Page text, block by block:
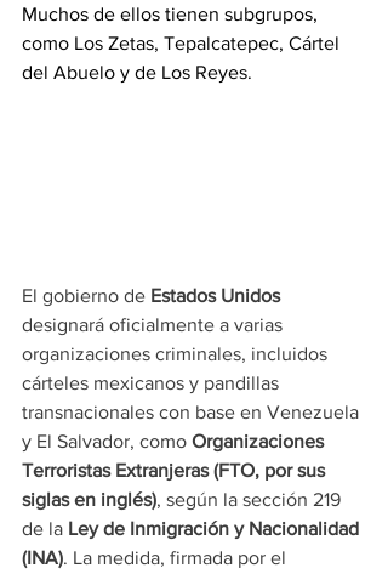
Muchos de ellos tienen subgrupos,
como Los Zetas, Tepalcatepec, Cártel
del Abuelo y de Los Reyes.
El gobierno de Estados Unidos
designará oficialmente a varias
organizaciones criminales, incluidos
cárteles mexicanos y pandillas
transnacionales con base en Venezuela
y El Salvador, como Organizaciones
Terroristas Extranjeras (FTO, por sus
siglas en inglés), según la sección 219
de la Ley de Inmigración y Nacionalidad
(INA). La medida, firmada por el